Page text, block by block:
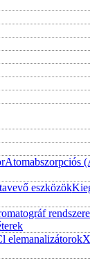
Atomabszorpciós
eszközök
elemanalizátorok